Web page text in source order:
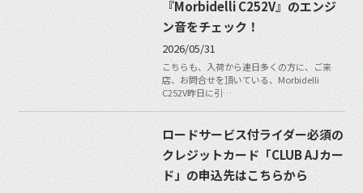
『Morbidelli C252V』のエンジ
ン音をチェック！
2026/05/31
こちらも、入荷から連日多くの方に、ご来
店、お問合せを頂いている、Morbidelli
C252V昨日に引…
ロードサービス付ライダー必須の
クレジットカード「CLUB AJカー
ド」の申込先はこちらから